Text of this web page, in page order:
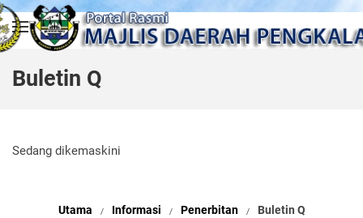
Skip to main content
Buletin Q
Sedang dikemaskini
Utama Informasi Penerbitan Buletin Q